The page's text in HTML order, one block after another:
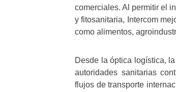
comerciales. Al permitir el
y fitosanitaria, Intercom
como alimentos,
Desde la óptica logística,
autoridades sanitarias
flujos de transporte